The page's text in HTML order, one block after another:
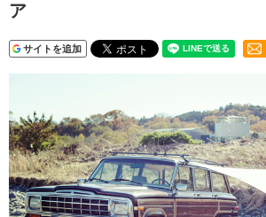
ア
サイトを追加